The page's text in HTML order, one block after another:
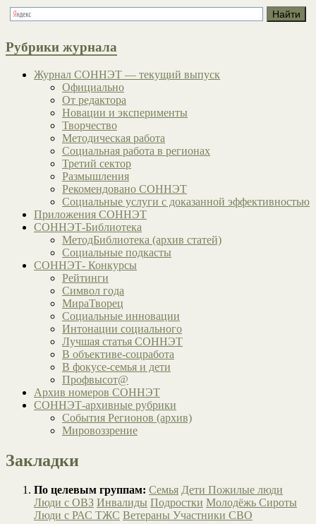
Рубрики журнала
Журнал СОННЭТ — текущий выпуск
Официально
От редактора
Новации и эксперименты
Творчество
Методическая работа
Социальная работа в регионах
Третий сектор
Размышления
Рекомендовано СОННЭТ
Социальные услуги с доказанной эффективностью
Приложения СОННЭТ
СОННЭТ-Библиотека
МетодБиблиотека (архив статей)
Социальные подкасты
СОННЭТ- Конкурсы
Рейтинги
Символ года
МираТворец
Социальные инновации
Интонации социального
Лучшая статья СОННЭТ
В объективе-соцработа
В фокусе-семья и дети
Профвысот@
Архив номеров СОННЭТ
СОННЭТ-архивные рубрики
События Регионов (архив)
Мировоззрение
Закладки
По целевым группам: Семья Дети Пожилые люди
Люди с ОВЗ Инвалиды Подростки Молодёжь Сироты
Люди с РАС ТЖС Ветераны Участники СВО